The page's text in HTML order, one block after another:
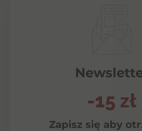
-15 zł
Zapisz się aby